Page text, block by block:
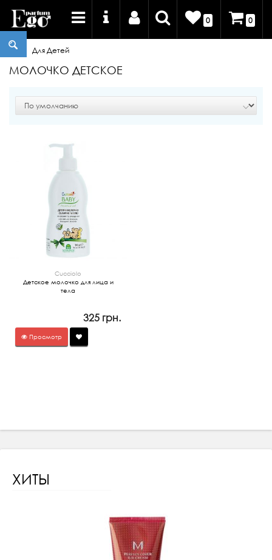
0 0
Для Детей
МОЛОЧКО ДЕТСКОЕ
Cucciolo
Детское молочко для лица и
тела
325 грн.
Просмотр
ХИТЫ